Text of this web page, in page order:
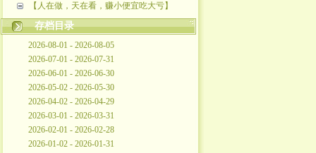
【人在做，天在看，赚小便宜吃大亏】
存档目录
2026-08-01 - 2026-08-05
2026-07-01 - 2026-07-31
2026-06-01 - 2026-06-30
2026-05-02 - 2026-05-30
2026-04-02 - 2026-04-29
2026-03-01 - 2026-03-31
2026-02-01 - 2026-02-28
2026-01-02 - 2026-01-31